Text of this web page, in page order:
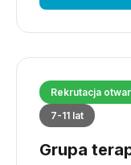
Rekrutacja
7-11 lat
Grupa